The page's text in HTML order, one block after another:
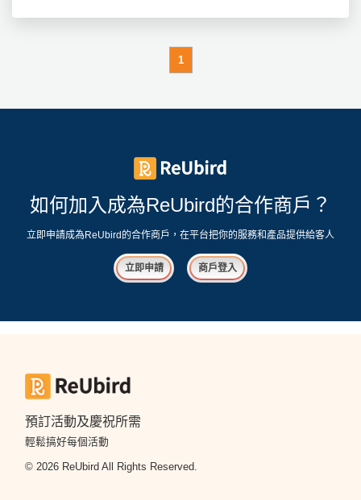
1
如何加入成為ReUbird的合作商戶？
立即申請成為ReUbird的合作商戶，在平台把你的服務和產品提供給客人
立即申請 商戶登入
預訂活動及慶祝所需
輕鬆搞好每個活動
© 2026 ReUbird All Rights Reserved.